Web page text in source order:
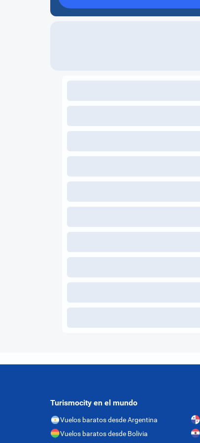
Turismocity en el mundo
Vuelos baratos desde Argentina
Vuelos baratos desde Bolivia